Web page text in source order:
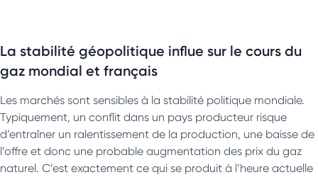
La stabilité géopolitique influe sur le cours du
gaz mondial et français
Les marchés sont sensibles à la stabilité politique mondiale.
Typiquement, un conflit dans un pays producteur risque
d’entraîner un ralentissement de la production, une baisse de
l’offre et donc une probable augmentation des prix du gaz
naturel. C’est exactement ce qui se produit à l’heure actuelle